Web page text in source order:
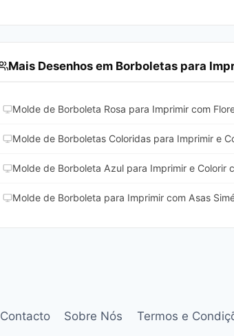
Mais Desenhos em Borboletas para
Molde de Borboleta Rosa para Imprimir com
Molde de Borboletas Coloridas para Imprimir e
Molde de Borboleta Azul para Imprimir e Colorir
Molde de Borboleta para Imprimir com Asas
Contacto Sobre Nós Termos e